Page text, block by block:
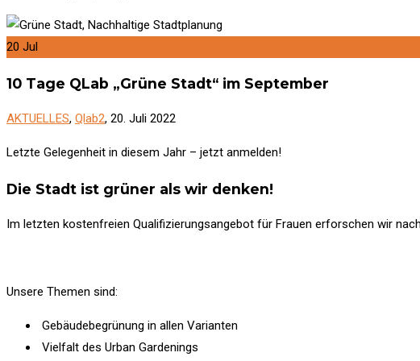
20 Jul
10 Tage QLab „Grüne Stadt“ im September
AKTUELLES, Qlab2, 20. Juli 2022
Letzte Gelegenheit in diesem Jahr – jetzt anmelden!
Die Stadt ist grüner als wir denken!
Im letzten kostenfreien Qualifizierungsangebot für Frauen erforschen wir
Unsere Themen sind:
Gebäudebegrünung in allen Varianten
Vielfalt des Urban Gardenings